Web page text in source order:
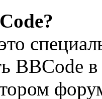
BBCode